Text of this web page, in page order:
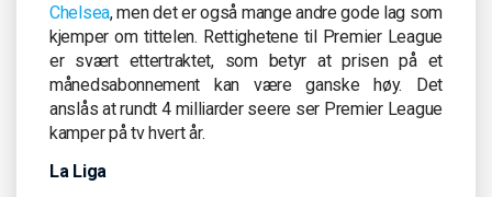
Chelsea, men det er også mange andre gode lag som
kjemper om tittelen. Rettighetene til Premier League
er svært ettertraktet, som betyr at prisen på et
månedsabonnement kan være ganske høy. Det
anslås at rundt 4 milliarder seere ser Premier League
kamper på tv hvert år.
La Liga